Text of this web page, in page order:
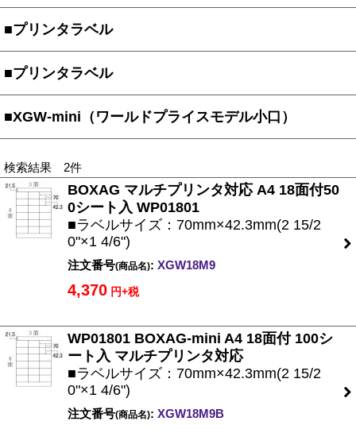
■プリンタラベル
■プリンタラベル
■XGW-mini（ワールドプライスモデル小口）
検索結果 2件
BOXAG マルチプリンタ対応 A4 18面付50
0シート入 WP01801
■ラベルサイズ：70mm×42.3mm(2 15/2
0"×1 4/6")
注文番号(商品名): XGW18M9
4,370 円+税
WP01801 BOXAG-mini A4 18面付 100シ
ート入 マルチプリンタ対応
■ラベルサイズ：70mm×42.3mm(2 15/2
0"×1 4/6")
注文番号(商品名): XGW18M9B